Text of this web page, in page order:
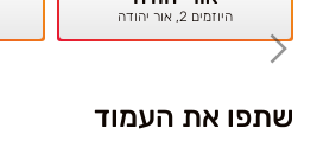
היוזמים 2, אור יהודה
שתפו את העמוד